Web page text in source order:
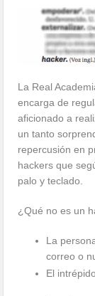
La Real
encarga de
aficionado a
un tanto
repercusión en
hackers que
palo y teclado.
¿Qué no es un
La
correo o
El